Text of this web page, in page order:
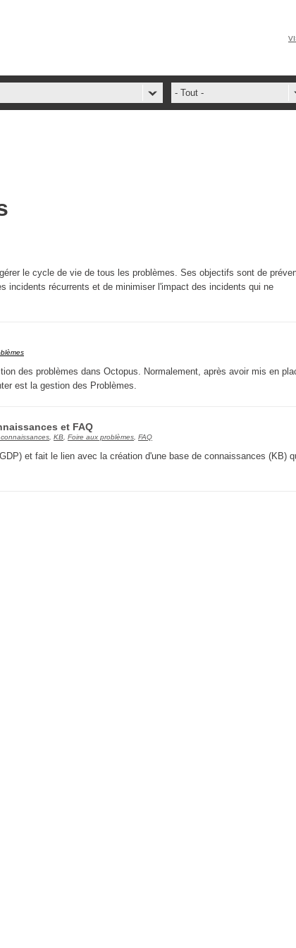
connaissances
de services
attributs
nous joindre
de coeur
- Tout -
le cycle de vie de tous les problèmes. Ses objectifs sont de
incidents récurrents et de minimiser l'impact des incidents qui ne
des problèmes dans Octopus. Normalement, après avoir mis en
est la gestion des Problèmes.
et FAQ
, KB, Foire aux problèmes, FAQ
et fait le lien avec la création d'une base de connaissances (KB)